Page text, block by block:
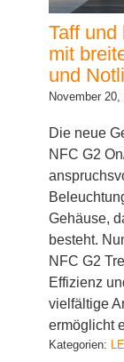
Taff und
mit
und
November 20,
Die neue
NFC G2
Gehäuse,
besteht.
NFC G2
Effizienz
vielfältige
ermöglicht
Kategorien: